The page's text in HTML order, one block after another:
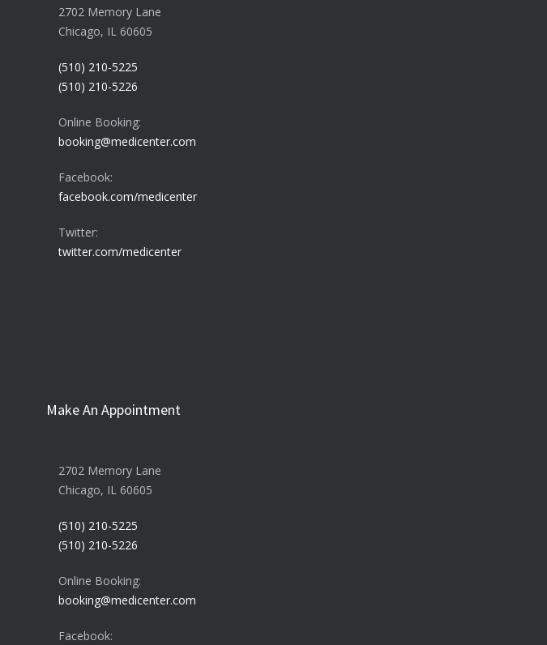
2702 Memory Lane
Chicago, IL 60605
(510) 210-5225
(510) 210-5226
Online Booking:
booking@medicenter.com
Facebook:
facebook.com/medicenter
Twitter:
twitter.com/medicenter
Make An Appointment
2702 Memory Lane
Chicago, IL 60605
(510) 210-5225
(510) 210-5226
Online Booking:
booking@medicenter.com
Facebook: